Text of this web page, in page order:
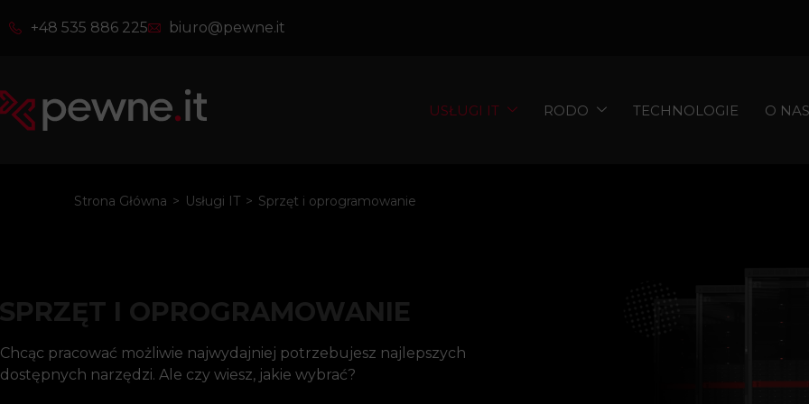
+48 535 886 225 biuro@pewne.it
USŁUGI IT RODO TECHNOLOGIE O NAS
Strona Główna > Usługi IT > Sprzęt i oprogramowanie
SPRZĘT I OPROGRAMOWANIE
Chcąc pracować możliwie najwydajniej potrzebujesz najlepszych
dostępnych narzędzi. Ale czy wiesz, jakie wybrać?